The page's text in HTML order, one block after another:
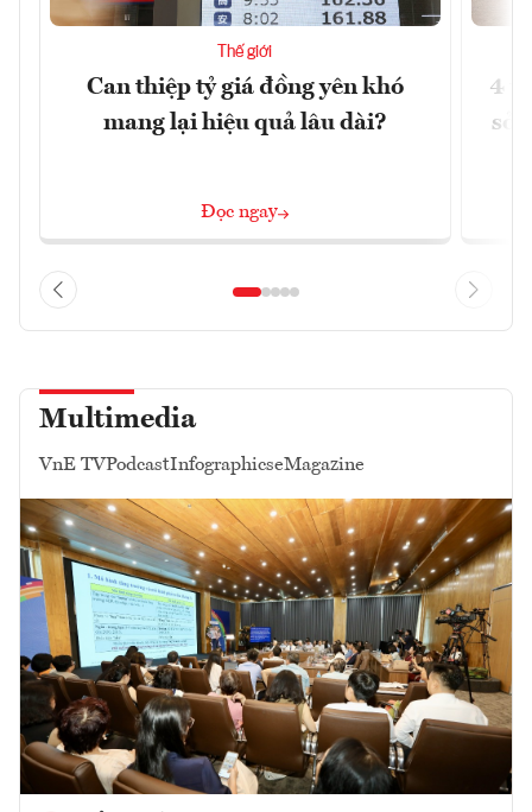
Thế giới
Can thiệp tỷ giá đồng yên khó
mang lại hiệu quả lâu dài?
Đọc ngay
4
sở
Multimedia
VnE TVPodcastInfographicseMagazine